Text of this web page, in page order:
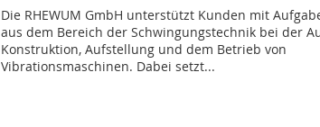
Die RHEWUM GmbH unterstützt Kunden mit
aus dem Bereich der Schwingungstechnik bei der
Konstruktion, Aufstel­lung und dem Betrieb von
Vibrationsmaschinen. Dabei setzt...